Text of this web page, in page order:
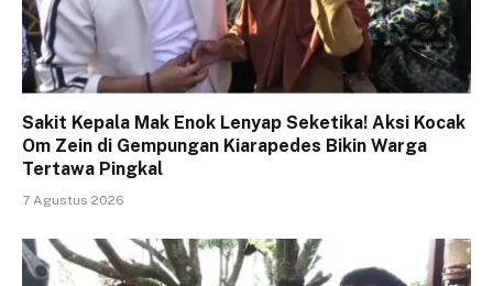
Sakit Kepala Mak Enok Lenyap Seketika! Aksi Kocak
Om Zein di Gempungan Kiarapedes Bikin Warga
Tertawa Pingkal
7 Agustus 2026